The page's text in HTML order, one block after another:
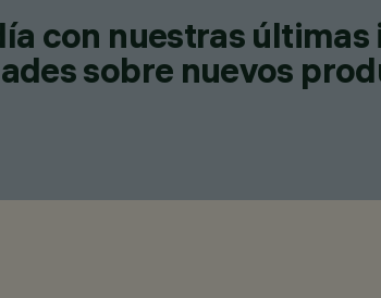
con nuestras
sobre nuevos